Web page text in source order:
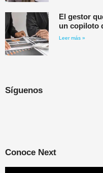
El gestor
un copiloto
Leer más »
Síguenos
Conoce Next